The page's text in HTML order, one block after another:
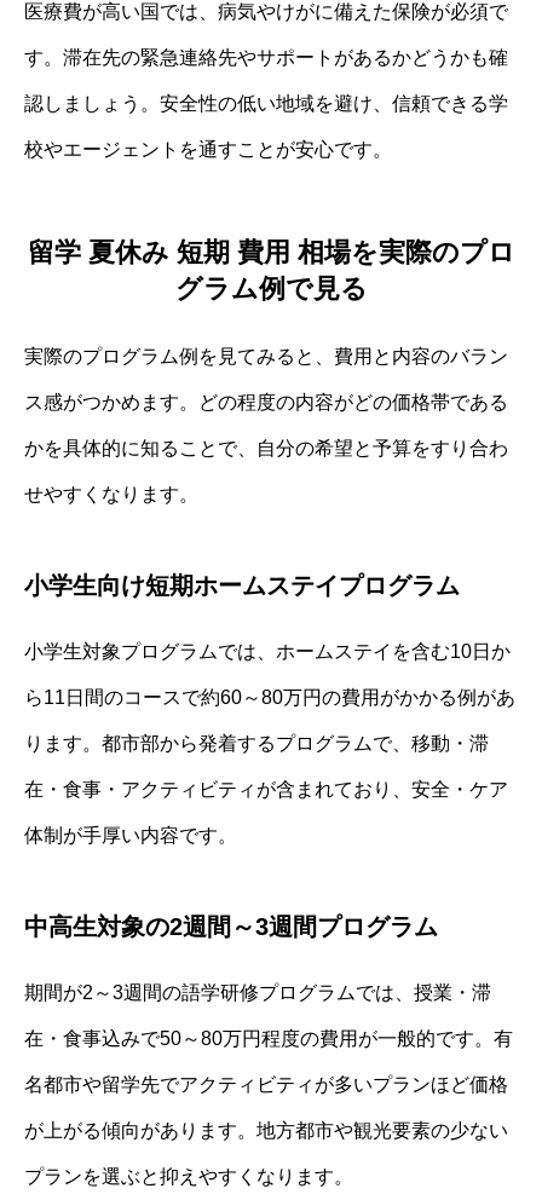
医療費が高い国では、病気やけがに備えた保険が必須で
す。滞在先の緊急連絡先やサポートがあるかどうかも確
認しましょう。安全性の低い地域を避け、信頼できる学
校やエージェントを通すことが安心です。
留学 夏休み 短期 費用 相場を実際のプロ
グラム例で見る
実際のプログラム例を見てみると、費用と内容のバラン
ス感がつかめます。どの程度の内容がどの価格帯である
かを具体的に知ることで、自分の希望と予算をすり合わ
せやすくなります。
小学生向け短期ホームステイプログラム
小学生対象プログラムでは、ホームステイを含む10日か
ら11日間のコースで約60～80万円の費用がかかる例があ
ります。都市部から発着するプログラムで、移動・滞
在・食事・アクティビティが含まれており、安全・ケア
体制が手厚い内容です。
中高生対象の2週間～3週間プログラム
期間が2～3週間の語学研修プログラムでは、授業・滞
在・食事込みで50～80万円程度の費用が一般的です。有
名都市や留学先でアクティビティが多いプランほど価格
が上がる傾向があります。地方都市や観光要素の少ない
プランを選ぶと抑えやすくなります。